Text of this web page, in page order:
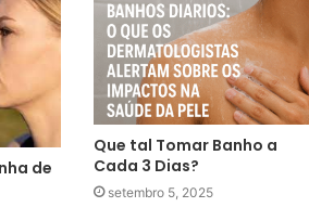
de
Que tal Tomar Banho a
Cada 3 Dias?
setembro 5, 2025